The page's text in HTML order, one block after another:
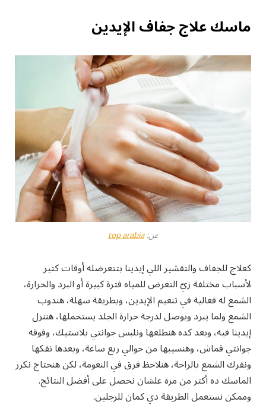
ماسك علاج جفاف الإيدين
عن:top arabia
كعلاج للجفاف والتقشير اللي إيدينا بتتعرضله أوقات كتير
لأسباب مختلفة زيّ التعرض للمياه فترة كبيرة أو البرد والحرارة،
الشمع له فعالية في تنعيم الإيدين، وبطريقة سهلة، هندوب
الشمع ولما يبرد ويوصل لدرجة حرارة الجلد يستحملها، هننزل
إيدينا فيه، وبعد كده هنطلعها ونلبس جوانتي بلاستيك، وفوقه
جوانتي قماش، وهنسيبها من حوالي ربع ساعة، وبعدها نفكها
ونفرك الشمع بالراحة، هنلاحظ فرق في النعومة، لكن هنحتاج نكرر
الماسك ده أكتر من مرة علشان نحصل على أفضل النتائج.
وممكن نستعمل الطريقة دي كمان للرجلين.